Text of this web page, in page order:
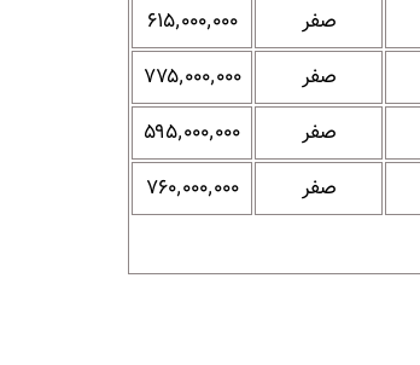
صفر
۶۱۵٬۰۰۰٬۰۰۰
صفر
۷۷۵٬۰۰۰٬۰۰۰
صفر
۵۹۵٬۰۰۰٬۰۰۰
صفر
۷۶۰٬۰۰۰٬۰۰۰